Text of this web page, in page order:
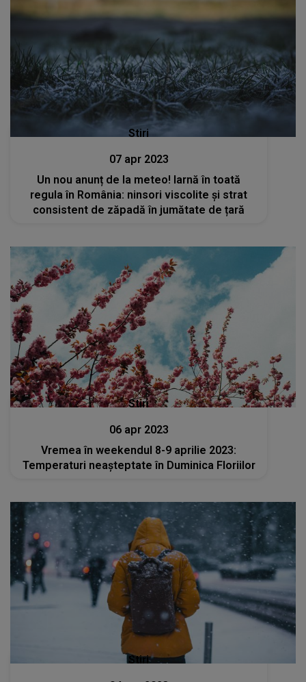
Stiri
07 apr 2023
Un nou anunț de la meteo! Iarnă în toată
regula în România: ninsori viscolite și strat
consistent de zăpadă în jumătate de țară
Stiri
06 apr 2023
Vremea în weekendul 8-9 aprilie 2023:
Temperaturi neașteptate în Duminica Floriilor
Stiri